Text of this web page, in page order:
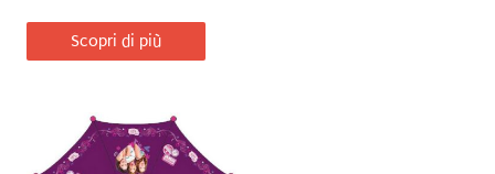
Scopri di più